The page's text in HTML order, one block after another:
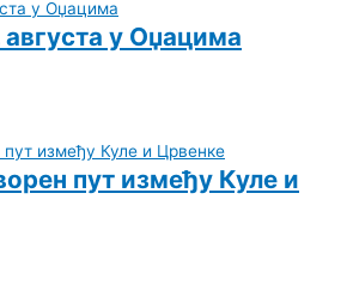
у Оџацима
пут између Куле и